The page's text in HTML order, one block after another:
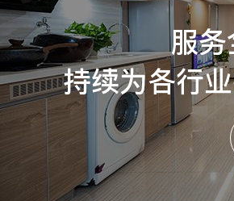
服
持续为各行